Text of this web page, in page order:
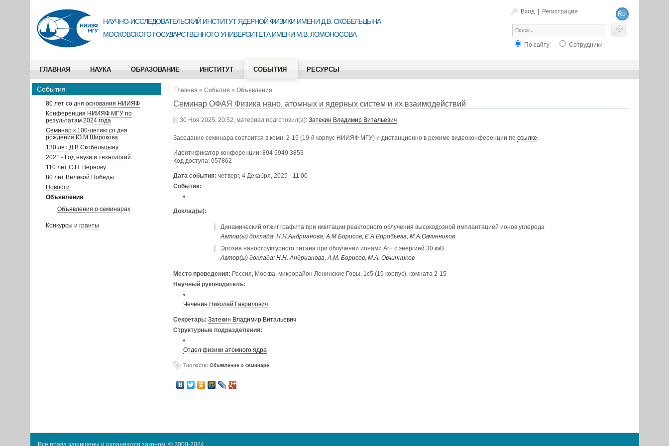
Вход Регистрация
Ru
En
НАУЧНО-ИССЛЕДОВАТЕЛЬСКИЙ ИНСТИТУТ ЯДЕРНОЙ ФИЗИКИ ИМЕНИ Д.В. СКОБЕЛЬЦЫНА
МОСКОВСКОГО ГОСУДАРСТВЕННОГО УНИВЕРСИТЕТА ИМЕНИ М.В. ЛОМОНОСОВА
По сайту Сотрудники
ГЛАВНАЯ НАУКА ОБРАЗОВАНИЕ ИНСТИТУТ СОБЫТИЯ РЕСУРСЫ
События
80 лет со дня основания НИИЯФ
Конференция НИИЯФ МГУ по
результатам 2024 года
Семинар к 100-летию со дня
рождения Ю.М.Широкова
130 лет Д.В.Скобельцыну
2021 - Год науки и технологий
110 лет С.Н. Вернову
80 лет Великой Победы
Новости
Объявления
Объявления о семинарах
Конкурсы и гранты
Главная » События » Объявления
Семинар ОФАЯ Физика нано, атомных и ядерных систем и их взаимодействий
30 Ноя 2025, 20:52, материал подготовил(а): Затекин Владимир Витальевич
Заседание семинара состоится в комн. 2-15 (19-й корпус НИИЯФ МГУ) и дистанционно в режиме видеоконференции по ссылке.
Идентификатор конференции: 894 5949 3853
Код доступа: 057862
Дата события: четверг, 4 Декабря, 2025 - 11:00
Событие:
Доклад(ы):
Динамический отжиг графита при имитации реакторного облучения высокодозной имплантацией ионов углерода
Автор(ы) доклада: Н.Н.Андрианова, А.М.Борисов, Е.А.Воробьева, М.А.Овчинников
Эрозия наноструктурного титана при облучении ионами Аr+ с энергией 30 кэВ
Автор(ы) доклада: Н.Н. Андрианова, А.М. Борисов, М.А. Овчинников
Место проведения: Россия, Москва, микрорайон Ленинские Горы, 1с5 (19 корпус), комната 2-15
Научный руководитель:
Чеченин Николай Гаврилович
Секретарь: Затекин Владимир Витальевич
Структурные подразделения:
Отдел физики атомного ядра
Тип поста: Объявление о семинаре
Все права защищены и охраняются законом. © 2000-2024